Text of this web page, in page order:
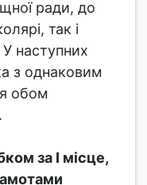
ради, до
так і
У наступних
з однаковим
обом
за І місце,